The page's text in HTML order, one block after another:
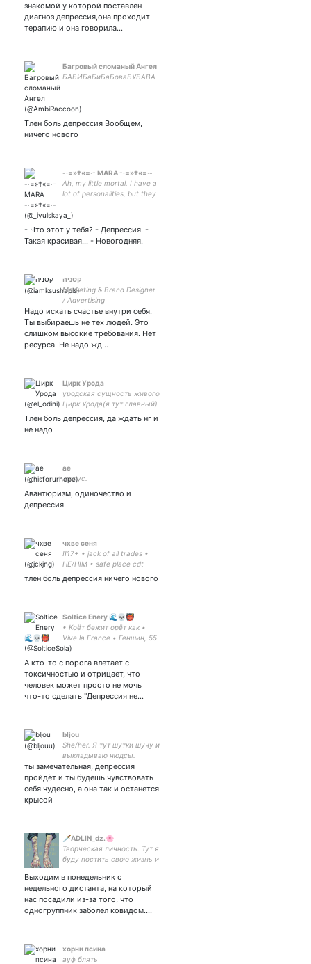
знакомой у которой поставлен
диагноз депрессия,она проходит
терапию и она говорила…
Багровый сломаный Ангел
БАБИБаБиБаБоваБУБАВА
Тлен боль депрессия Вообщем,
ничего нового
-·=»†«=·- MARA -·=»†«=·-
Ah, my little mortal. I have a
lot of personalities, but they
green teа 4441 1144 1105
- Что этот у тебя? - Депрессия. -
Такая красивая... - Новогодняя.
קסניה
Marketing & Brand Designer
/ Advertising
Надо искать счастье внутри себя.
Ты выбираешь не тех людей. Это
слишком высокие требования. Нет
ресурса. Не надо жд…
Цирк Урода
уродская сущность живого
Цирк Урода(я тут главный)
Тлен боль депрессия, да ждать нг и
не надо
ae
.солус.
Авантюризм, одиночество и
депрессия.
чхве сеня
!!17+ • jack of all trades •
HE/HIM • safe place cdt
nctzen, moa • oneus, twice,
тлен боль депрессия ничего нового
Soltice Enery 🌊💀👹
• Коёт бежит орёт как •
Vive la France • Геншин, 55
AR, Европа
А кто-то с порога влетает с
токсичностью и отрицает, что
человек может просто не мочь
что-то сделать "Депрессия не…
bljou
She/her. Я тут шутки шучу и
выкладываю нюдсы.
Годнота, в общем,
подписывайся.
ты замечательная, депрессия
пройдёт и ты будешь чувствовать
себя чудесно, а она так и останется
крысой
🗡ADLIN_dz.🌸
Творческая личность. Тут я
буду постить свою жизнь и
надеюсь найти хорошую
аудиторию. 14+ 16+.🌸!Рпп.
селфхрам. Депрессия.
Психотравма!🌸
Выходим в понедельник с
недельного дистанта, на который
нас посадили из-за того, что
одногруппник заболел ковидом.…
хорни псина
ауф блять